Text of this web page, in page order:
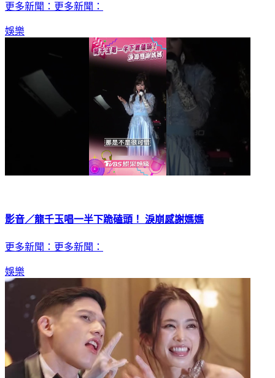
更多新聞：更多新聞：
娛樂
影音／龍千玉唱一半下跪磕頭！ 淚崩感謝媽媽
更多新聞：更多新聞：
娛樂